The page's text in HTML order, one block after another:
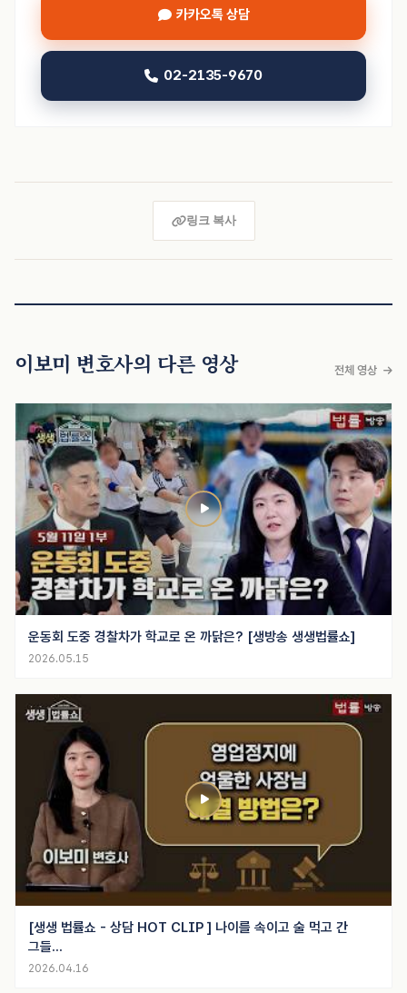
카카오톡 상담
02-2135-9670
링크 복사
이보미 변호사의 다른 영상 전체 영상
운동회 도중 경찰차가 학교로 온 까닭은? [생방송 생생법률쇼]
2026.05.15
[생생 법률쇼 - 상담 HOT CLIP ] 나이를 속이고 술 먹고 간
그들...
2026.04.16